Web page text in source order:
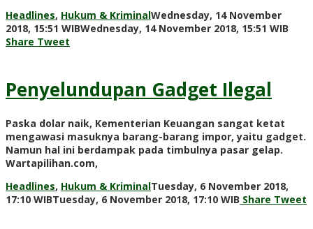
Headlines, Hukum & KriminalWednesday, 14 November
2018, 15:51 WIBWednesday, 14 November 2018, 15:51 WIB
Share Tweet
Penyelundupan Gadget Ilegal
Paska dolar naik, Kementerian Keuangan sangat ketat
mengawasi masuknya barang-barang impor, yaitu gadget.
Namun hal ini berdampak pada timbulnya pasar gelap.
Wartapilihan.com,
Headlines, Hukum & KriminalTuesday, 6 November 2018,
17:10 WIBTuesday, 6 November 2018, 17:10 WIB by
Share Tweet